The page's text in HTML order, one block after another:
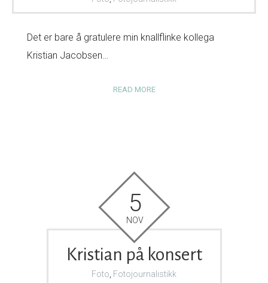
Det er bare å gratulere min knallflinke kollega
Kristian Jacobsen…
READ MORE
5
NOV
Kristian på konsert
Foto Fotojournalistikk